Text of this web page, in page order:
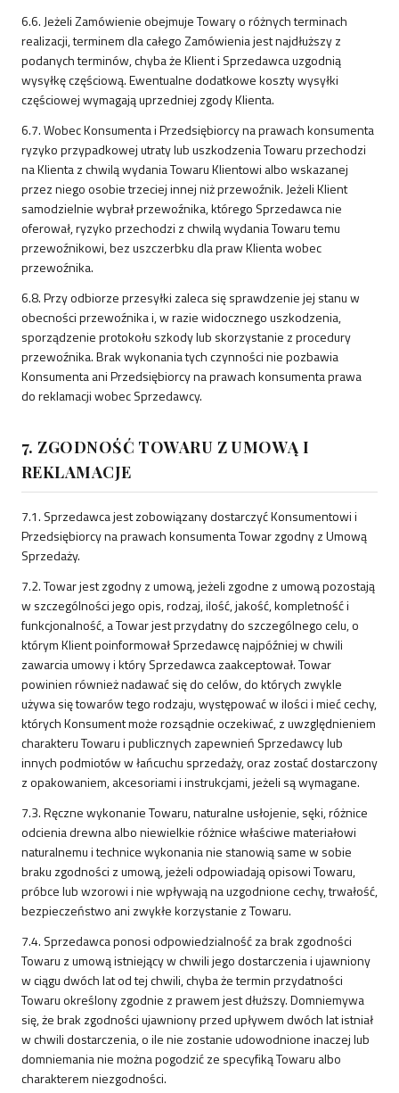
6.6. Jeżeli Zamówienie obejmuje Towary o różnych terminach
realizacji, terminem dla całego Zamówienia jest najdłuższy z
podanych terminów, chyba że Klient i Sprzedawca uzgodnią
wysyłkę częściową. Ewentualne dodatkowe koszty wysyłki
częściowej wymagają uprzedniej zgody Klienta.
6.7. Wobec Konsumenta i Przedsiębiorcy na prawach konsumenta
ryzyko przypadkowej utraty lub uszkodzenia Towaru przechodzi
na Klienta z chwilą wydania Towaru Klientowi albo wskazanej
przez niego osobie trzeciej innej niż przewoźnik. Jeżeli Klient
samodzielnie wybrał przewoźnika, którego Sprzedawca nie
oferował, ryzyko przechodzi z chwilą wydania Towaru temu
przewoźnikowi, bez uszczerbku dla praw Klienta wobec
przewoźnika.
6.8. Przy odbiorze przesyłki zaleca się sprawdzenie jej stanu w
obecności przewoźnika i, w razie widocznego uszkodzenia,
sporządzenie protokołu szkody lub skorzystanie z procedury
przewoźnika. Brak wykonania tych czynności nie pozbawia
Konsumenta ani Przedsiębiorcy na prawach konsumenta prawa
do reklamacji wobec Sprzedawcy.
7. ZGODNOŚĆ TOWARU Z UMOWĄ I
REKLAMACJE
7.1. Sprzedawca jest zobowiązany dostarczyć Konsumentowi i
Przedsiębiorcy na prawach konsumenta Towar zgodny z Umową
Sprzedaży.
7.2. Towar jest zgodny z umową, jeżeli zgodne z umową pozostają
w szczególności jego opis, rodzaj, ilość, jakość, kompletność i
funkcjonalność, a Towar jest przydatny do szczególnego celu, o
którym Klient poinformował Sprzedawcę najpóźniej w chwili
zawarcia umowy i który Sprzedawca zaakceptował. Towar
powinien również nadawać się do celów, do których zwykle
używa się towarów tego rodzaju, występować w ilości i mieć cechy,
których Konsument może rozsądnie oczekiwać, z uwzględnieniem
charakteru Towaru i publicznych zapewnień Sprzedawcy lub
innych podmiotów w łańcuchu sprzedaży, oraz zostać dostarczony
z opakowaniem, akcesoriami i instrukcjami, jeżeli są wymagane.
7.3. Ręczne wykonanie Towaru, naturalne usłojenie, sęki, różnice
odcienia drewna albo niewielkie różnice właściwe materiałowi
naturalnemu i technice wykonania nie stanowią same w sobie
braku zgodności z umową, jeżeli odpowiadają opisowi Towaru,
próbce lub wzorowi i nie wpływają na uzgodnione cechy, trwałość,
bezpieczeństwo ani zwykłe korzystanie z Towaru.
7.4. Sprzedawca ponosi odpowiedzialność za brak zgodności
Towaru z umową istniejący w chwili jego dostarczenia i ujawniony
w ciągu dwóch lat od tej chwili, chyba że termin przydatności
Towaru określony zgodnie z prawem jest dłuższy. Domniemywa
się, że brak zgodności ujawniony przed upływem dwóch lat istniał
w chwili dostarczenia, o ile nie zostanie udowodnione inaczej lub
domniemania nie można pogodzić ze specyfiką Towaru albo
charakterem niezgodności.